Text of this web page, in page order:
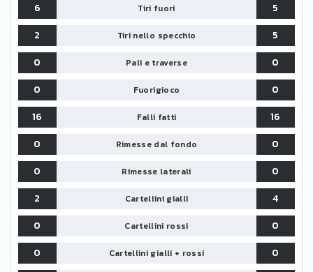
6
Tiri fuori
5
2
Tiri nello specchio
5
0
Pali e traverse
0
0
Fuorigioco
0
16
Falli fatti
16
0
Rimesse dal fondo
0
0
Rimesse laterali
0
2
Cartellini gialli
4
0
Cartellini rossi
0
0
Cartellini gialli + rossi
0